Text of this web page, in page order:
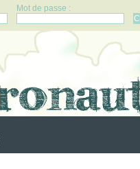
Mot de passe :